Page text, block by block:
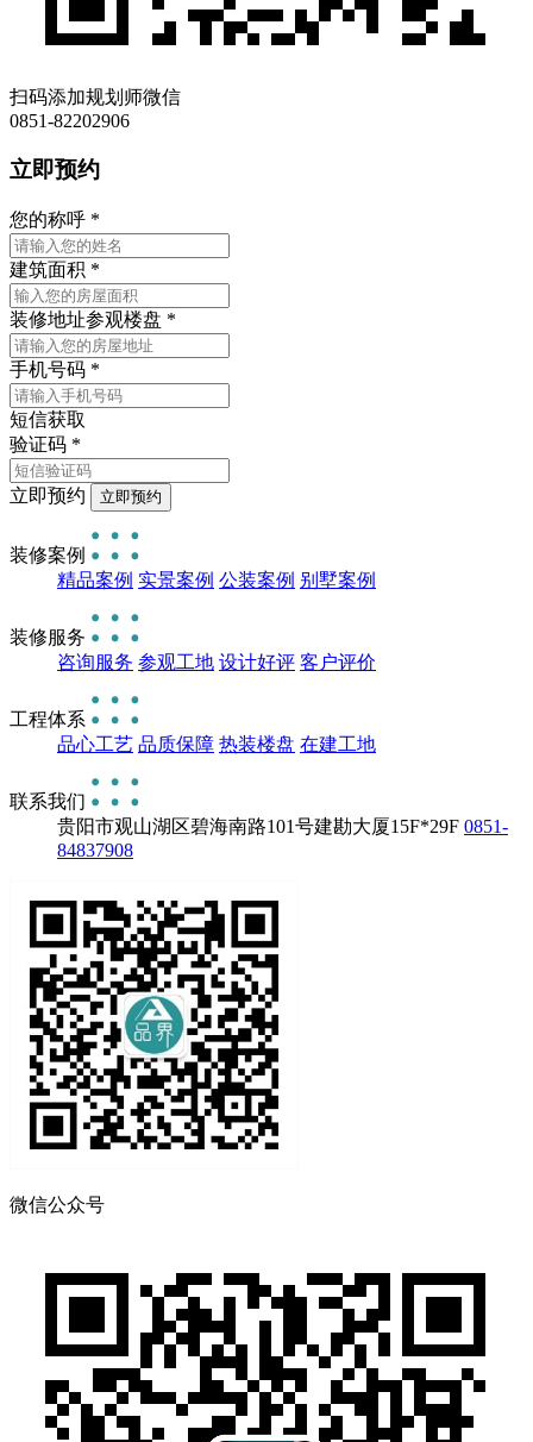
扫码添加规划师微信
0851-82202906
立即预约
您的称呼 *
建筑面积 *
装修地址参观楼盘 *
手机号码 *
短信获取
验证码 *
立即预约
装修案例
精品案例 实景案例 公装案例 别墅案例
装修服务
咨询服务 参观工地 设计好评 客户评价
工程体系
品心工艺 品质保障 热装楼盘 在建工地
联系我们
贵阳市观山湖区碧海南路101号建勘大厦15F*29F 0851-
84837908
微信公众号